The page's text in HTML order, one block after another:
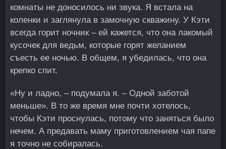
комнаты не доносилось ни звука. Я встала на
коленки и заглянула в замочную скважину. У Кэти
всегда горит ночник – ей кажется, что она лакомый
кусочек для ведьм, которые горят желанием
съесть ее ночью. В общем, я убедилась, что она
крепко спит.
«Ну и ладно, – подумала я. – Одной заботой
меньше». В то же время мне почти хотелось,
чтобы Кэти проснулась, потому что заняться было
нечем. А предавать маму приготовлением чая папе
я точно не собиралась.